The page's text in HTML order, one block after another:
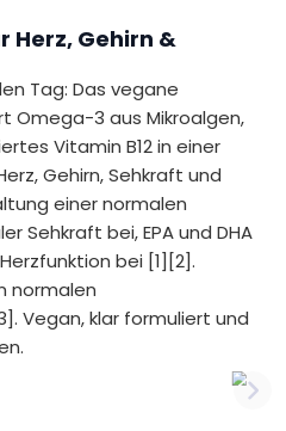
Herz, Gehirn &
Tag: Das vegane
Omega-3 aus Mikroalgen,
Vitamin B12 in einer
Gehirn, Sehkraft und
einer normalen
Sehkraft bei, EPA und DHA
bei [1][2].
normalen
Vegan, klar formuliert und